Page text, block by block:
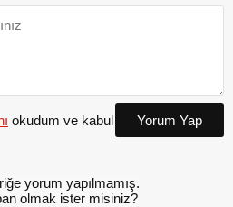
okudum ve kabul
Yorum Yap
yorum yapılmamış.
olmak ister misiniz?